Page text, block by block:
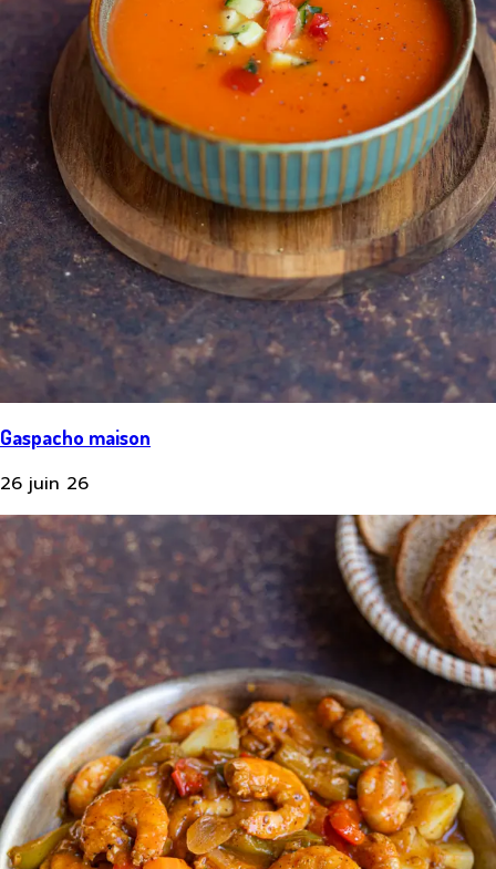
Gaspacho maison
26 juin 26